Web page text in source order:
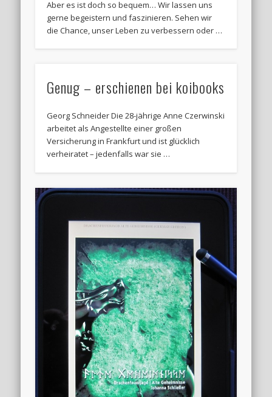
Aber es ist doch so bequem… Wir lassen uns
gerne begeistern und faszinieren. Sehen wir
die Chance, unser Leben zu verbessern oder …
Genug – erschienen bei koibooks
Georg Schneider Die 28-jährige Anne Czerwinski
arbeitet als Angestellte einer großen
Versicherung in Frankfurt und ist glücklich
verheiratet – jedenfalls war sie …